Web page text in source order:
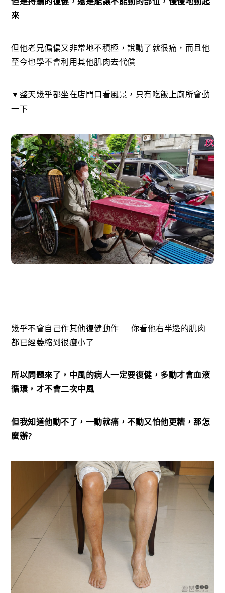
來
但他老兄偏偏又非常地不積極，說動了就很痛，而且他
至今也學不會利用其他肌肉去代償
▼整天幾乎都坐在店門口看風景，只有吃飯上廁所會動
一下
幾乎不會自己作其他復健動作…. 你看他右半邊的肌肉
都已經萎縮到很瘦小了
所以問題來了，中風的病人一定要復健，多動才會血液
循環，才不會二次中風
但我知道他動不了，一動就痛，不動又怕他更糟，那怎
麼辦?